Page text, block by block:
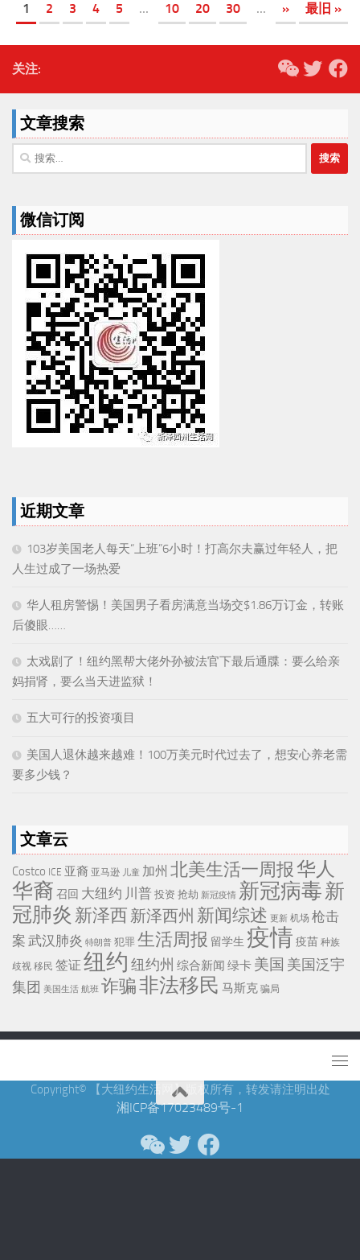
1 2 3 4 5 ... 10 20 30 ... » 最旧 »
关注:
文章搜索
搜
索：
微信订阅
近期文章
103岁美国老人每天“上班”6小时！打高尔夫赢过年轻人，把
人生过成了一场热爱
华人租房警惕！美国男子看房满意当场交$1.86万订金，转账
后傻眼……
太戏剧了！纽约黑帮大佬外孙被法官下最后通牒：要么给亲
妈捐肾，要么当天进监狱！
五大可行的投资项目
美国人退休越来越难！100万美元时代过去了，想安心养老需
要多少钱？
文章云
Costco ICE 亚裔 亚马逊 儿童 加州 北美生活一周报 华人
华裔 召回 大纽约 川普 投资 抢劫 新冠疫情 新冠病毒新
冠肺炎 新泽西 新泽西州 新闻综述 更新 机场 枪击
案 武汉肺炎 特朗普 犯罪 生活周报 留学生 疫情 疫苗 种族
歧视 移民 签证 纽约 纽约州 综合新闻 绿卡 美国 美国泛宇
集团 美国生活 航班 诈骗非法移民 马斯克 骗局
Copyright© 【大纽约生活网】版权所有，转发请注明出处
湘ICP备17023489号-1